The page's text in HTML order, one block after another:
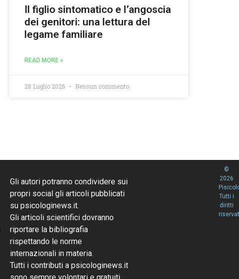
Il figlio sintomatico e l’angoscia
dei genitori: una lettura del
legame familiare
READ MORE »
28 Luglio 2026 Nessun commento
Gli autori potranno condividere sui
propri social gli articoli pubblicati
su psicologinews.it.
Gli articoli scientifici dovranno
riportare la bibliografia
rispettando le norme
internazionali in materia.
Tutti i contributi a psicologinews.it
©
2026
Tutti i
diritti